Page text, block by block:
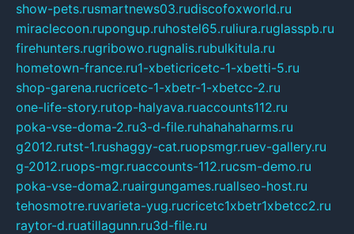
show-pets.rusmartnews03.rudiscofoxworld.ru
miraclecoon.rupongup.ruhostel65.ruliura.ruglasspb.ru
firehunters.rugribowo.rugnalis.rubulkitula.ru
hometown-france.ru1-xbeticricetc-1-xbetti-5.ru
shop-garena.rucricetc-1-xbetr-1-xbetcc-2.ru
one-life-story.rutop-halyava.ruaccounts112.ru
poka-vse-doma-2.ru3-d-file.ruhahahaharms.ru
g2012.rutst-1.rushaggy-cat.ruopsmgr.ruev-gallery.ru
g-2012.ruops-mgr.ruaccounts-112.rucsm-demo.ru
poka-vse-doma2.ruairgungames.ruallseo-host.ru
tehosmotre.ruvarieta-yug.rucricetc1xbetr1xbetcc2.ru
raytor-d.ruatillagunn.ru3d-file.ru